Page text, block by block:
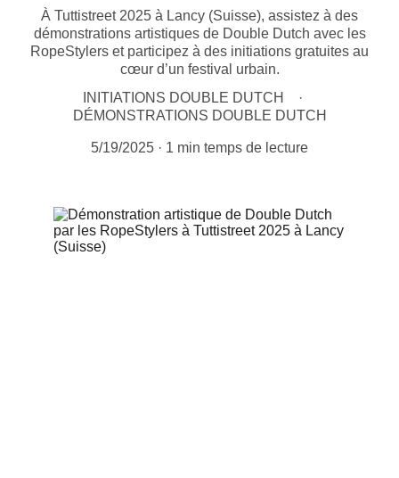
À Tuttistreet 2025 à Lancy (Suisse), assistez à des
démonstrations artistiques de Double Dutch avec les
RopeStylers et participez à des initiations gratuites au
cœur d’un festival urbain.
INITIATIONS DOUBLE DUTCH
DÉMONSTRATIONS DOUBLE DUTCH
5/19/2025 1 min temps de lecture